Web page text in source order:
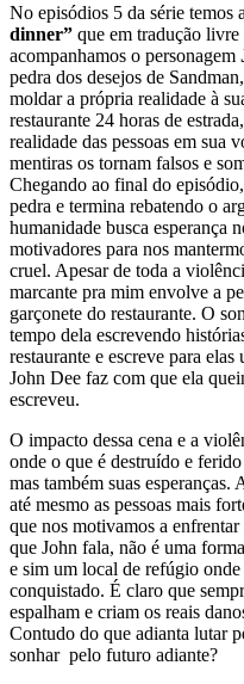
No episódios 5 da série temos
dinner” que em tradução livre
acompanhamos o personagem
pedra dos desejos de
moldar a própria realidade à
restaurante 24 horas de
realidade das pessoas em sua
mentiras os tornam falsos e
Chegando ao final do
pedra e termina rebatendo o
humanidade busca esperança
motivadores para nos
cruel. Apesar de toda a
marcante pra mim envolve a
garçonete do restaurante. O
tempo dela escrevendo
restaurante e escreve para
John Dee faz com que ela
escreveu.
O impacto dessa cena e a
onde o que é destruído e
mas também suas
até mesmo as pessoas mais
que nos motivamos a
que John fala, não é uma
e sim um local de refúgio onde
conquistado. É claro que
espalham e criam os reais
Contudo do que adianta lutar
sonhar pelo futuro adiante?